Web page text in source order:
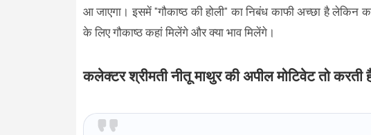
आ जाएगा। इसमें "गौकाष्ठ की होली" का निबंध काफी अच्छा है लेकिन
के लिए गौकाष्ठ कहां मिलेंगे और क्या भाव मिलेंगे।
कलेक्टर श्रीमती नीतू माथुर की अपील मोटिवेट तो करती